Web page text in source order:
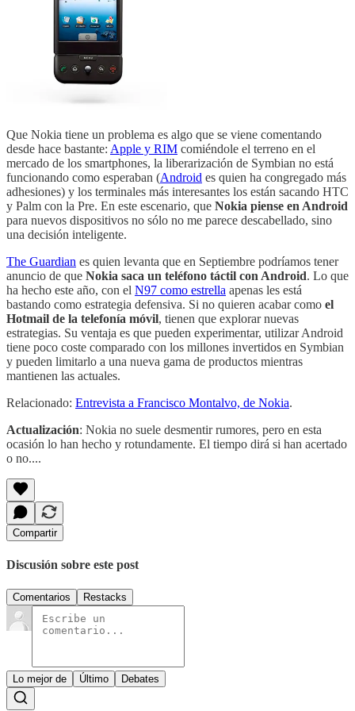
Que Nokia tiene un problema es algo que se viene comentando
desde hace bastante: Apple y RIM comiéndole el terreno en el
mercado de los smartphones, la liberarización de Symbian no está
funcionando como esperaban (Android es quien ha congregado más
adhesiones) y los terminales más interesantes los están sacando HTC
y Palm con la Pre. En este escenario, que Nokia piense en Android
para nuevos dispositivos no sólo no me parece descabellado, sino
una decisión inteligente.
The Guardian es quien levanta que en Septiembre podríamos tener
anuncio de que Nokia saca un teléfono táctil con Android. Lo que
ha hecho este año, con el N97 como estrella apenas les está
bastando como estrategia defensiva. Si no quieren acabar como el
Hotmail de la telefonía móvil, tienen que explorar nuevas
estrategias. Su ventaja es que pueden experimentar, utilizar Android
tiene poco coste comparado con los millones invertidos en Symbian
y pueden limitarlo a una nueva gama de productos mientras
mantienen las actuales.
Relacionado: Entrevista a Francisco Montalvo, de Nokia.
Actualización: Nokia no suele desmentir rumores, pero en esta
ocasión lo han hecho y rotundamente. El tiempo dirá si han acertado
o no....
Compartir
Discusión sobre este post
Comentarios Restacks
Lo mejor de Último Debates